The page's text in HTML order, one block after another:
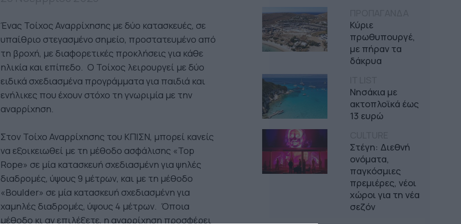
Κύριε
πρωθυπουργέ,
με πήραν τα
δάκρυα
Νησάκια με
ακτοπλοϊκά έως
13 ευρώ
Στέγη: Διεθνή
ονόματα,
παγκόσμιες
πρεμιέρες, νέοι
χώροι για τη νέα
σεζόν
Ένας Τοίχος Αναρρίχησης με δύο κατασκευές, σε
υπαίθριο στεγασμένο σημείο, προστατευμένο από
τη βροχή, με διαφορετικές προκλήσεις για κάθε
ηλικία και επίπεδο. Ο Τοίχος λειρουργεί με δύο
ειδικά σχεδιασμένα προγράμματα για παιδιά και
ενήλικες που έχουν στόχο τη γνωριμία με την
αναρρίχηση.
Στον Τοίχο Αναρρίχησης του ΚΠΙΣΝ, μπορεί κανείς
να εξοικειωθεί με τη μέθοδο ασφάλισης «Top
Rope» σε μία κατασκευή σχεδιασμένη για ψηλές
διαδρομές, ύψους 9 μέτρων, και με τη μέθοδο
«Boulder» σε μία κατασκευή σχεδιασμένη για
χαμηλές διαδρομές, ύψους 4 μέτρων. Όποια
μέθοδο κι αν επιλέξετε, η αναρρίχηση προσφέρει